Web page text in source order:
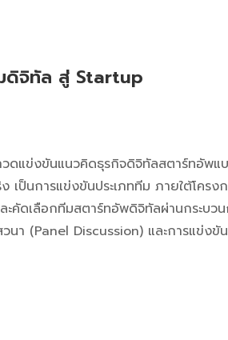
ดิจิทัล สู่ Startup
แข่งขันแนวคิดธุรกิจดิจิทัลสตาร์ทอัพแ
ป็นการแข่งขันประเภททีม ภายใต้โครง
เลือกทีมสตาร์ทอัพดิจิทัลผ่านกระบวน
า (Panel Discussion) และการแข่งขั